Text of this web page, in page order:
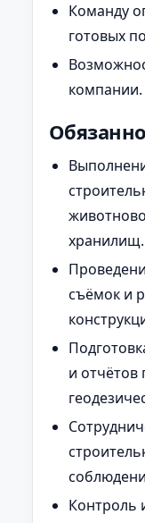
Команду
готовых
компании.
хранилищ.
съёмок и
и отчётов
Контроль